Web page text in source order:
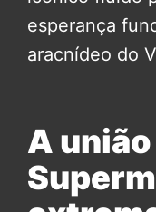
esperança
aracnídeo do
A